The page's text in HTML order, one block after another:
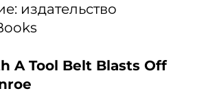
издательство
A Tool Belt Blasts Off